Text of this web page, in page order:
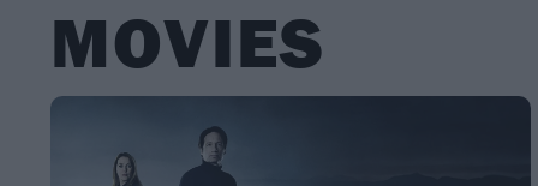
MOVIES